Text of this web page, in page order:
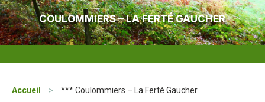
COULOMMIERS – LA FERTÉ GAUCHER
Accueil > *** Coulommiers – La Ferté Gaucher